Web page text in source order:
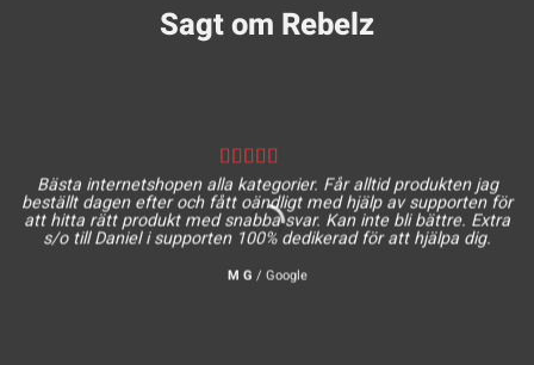
Sagt om Rebelz
Bästa internetshopen alla kategorier. Får alltid produkten jag
beställt dagen efter och fått oändligt med hjälp av supporten för
att hitta rätt produkt med snabba svar. Kan inte bli bättre. Extra
s/o till Daniel i supporten 100% dedikerad för att hjälpa dig.
M G / Google